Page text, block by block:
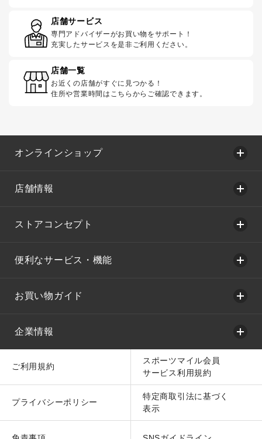
店舗サービス
専門アドバイザーがお買い物をサポート！
充実したサービスを是非ご利用ください。
店舗一覧
お近くの店舗がすぐに見つかる！
住所や営業時間はこちらからご確認できます。
オンラインショップ
店舗情報
ストアコンセプト
便利なサービス・機能
お買い物ガイド
企業情報
ご利用規約
スポーツマイル会員
サービス利用規約
プライバシーポリシー
特定商取引法に基づく
表示